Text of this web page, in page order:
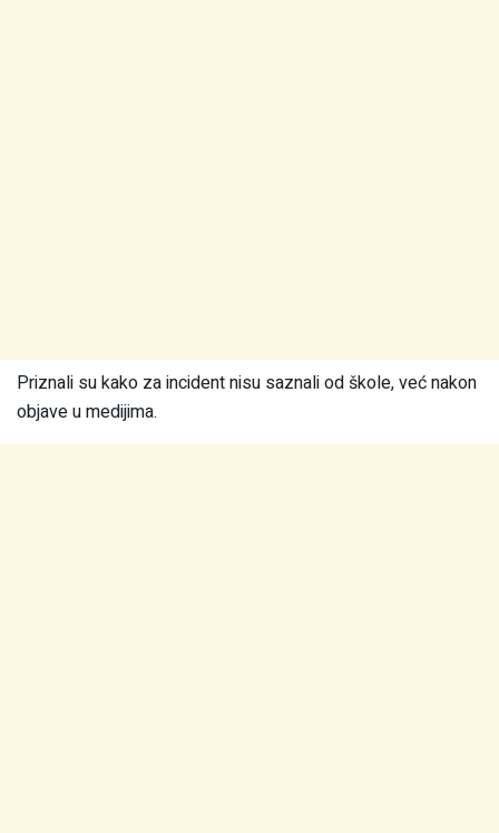
Priznali su kako za incident nisu saznali od škole, već nakon
objave u medijima.